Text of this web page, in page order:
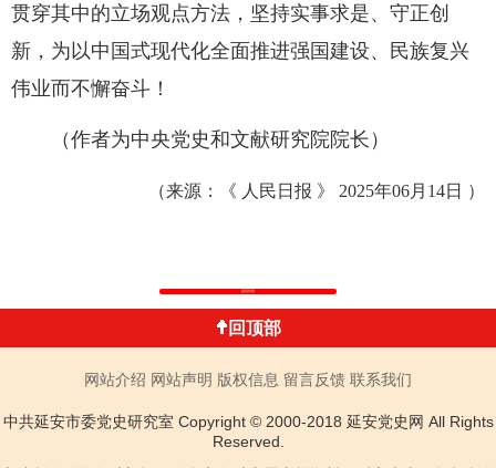
贯穿其中的立场观点方法，坚持实事求是、守正创
新，为以中国式现代化全面推进强国建设、民族复兴
伟业而不懈奋斗！
（作者为中央党史和文献研究院院长）
（来源：《 人民日报 》 2025年06月14日 ）
返回列表
回顶部
网站介绍 网站声明 版权信息 留言反馈 联系我们
中共延安市委党史研究室 Copyright © 2000-2018 延安党史网 All Rights
Reserved.